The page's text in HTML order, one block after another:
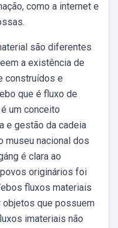
como a internet e
são diferentes
a existência de
construídos e
que é fluxo de
um conceito
e gestão da cadeia
museu nacional dos
é clara ao
originários foi
fluxos materiais
que possuem
imateriais não